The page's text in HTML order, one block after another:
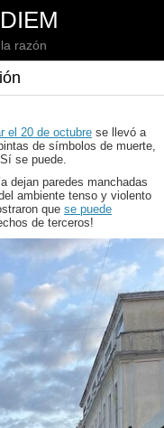
razón
el 20 de octubre se llevó a
de símbolos de muerte,
se puede.
dejan paredes manchadas
ambiente tenso y violento
que se puede
de terceros!